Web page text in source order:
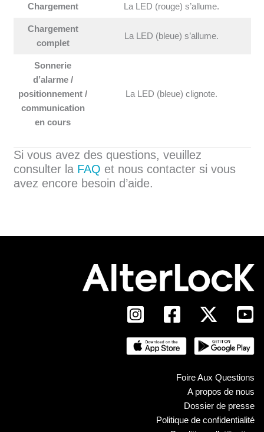
Chargement La LED (rouge) s’allume.
Chargement
complet
La LED (bleue) s’allume.
Sonnerie
d’alarme /
positionnement /
communication
en cours
La LED (bleue) clignote.
Si vous avez des questions, veuillez
consulter la FAQ et nous contacter si vous
avez encore besoin d’aide.
Foire Aux Questions
A propos de nous
Dossier de presse
Politique de confidentialité